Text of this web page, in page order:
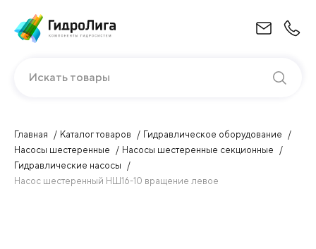
Искать товары
Главная Каталог товаров
Гидравлическое оборудование
Насосы шестеренные
Насосы шестеренные секционные
Гидравлические насосы
Насос шестеренный НШ16-10 вращение левое